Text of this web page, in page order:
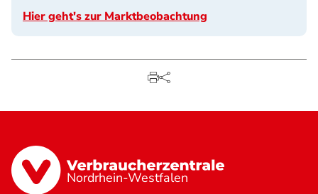
Hier geht's zur Marktbeobachtung
Nordrhein-Westfalen